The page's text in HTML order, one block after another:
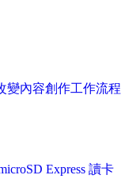
變內容創作工作流程
Express 讀卡